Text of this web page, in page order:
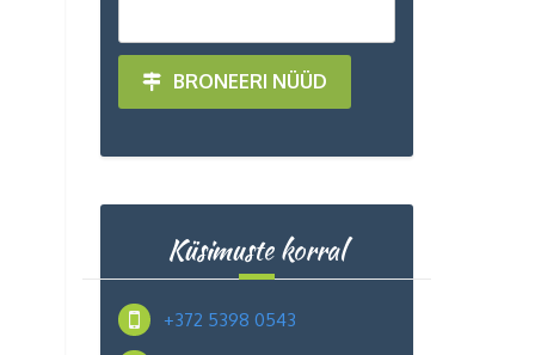
BRONEERI NÜÜD
Küsimuste korral
+372 5398 0543